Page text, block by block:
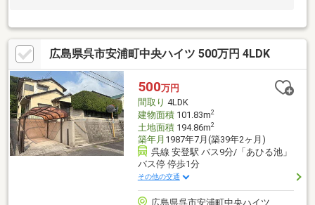
広島県呉市安浦町中央ハイツ 500万円 4LDK
500万円
間取り 4LDK
建物面積101.83m2
土地面積194.86m2
築年月 1987年7月(築39年2ヶ月)
呉線 安登駅 バス9分/「あひる池」
バス停 停歩1分
その他の交通
広島県呉市安浦町中央ハイツ